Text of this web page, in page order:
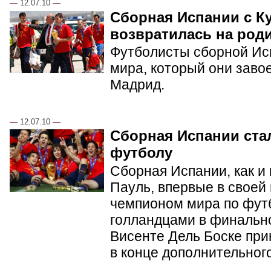
— 12.07.10 —
Сборная Испании с
возвратилась на
Футболисты сборной
мира, который они
Мадрид.
— 12.07.10 —
Сборная Испании
футболу
Сборная Испании, как и
Пауль, впервые в своей
чемпионом мира по
голландцами в
Висенте Дель Боске
в конце